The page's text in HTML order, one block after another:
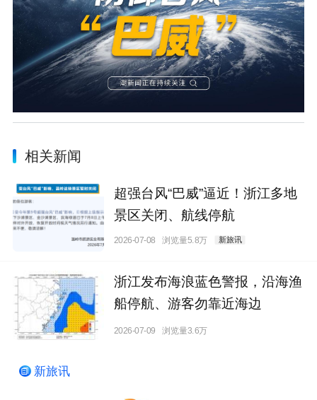
相关新闻
超强台风“巴威”逼近！浙江多地
景区关闭、航线停航
2026-07-08 浏览量5.8万 新旅讯
浙江发布海浪蓝色警报，沿海渔
船停航、游客勿靠近海边
2026-07-09 浏览量3.6万
新旅讯